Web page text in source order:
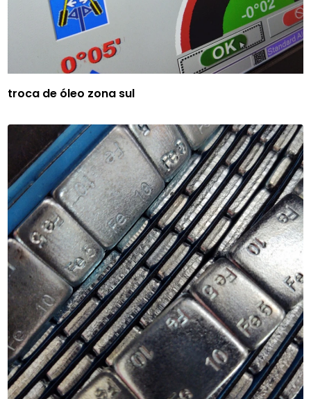
troca de óleo zona sul